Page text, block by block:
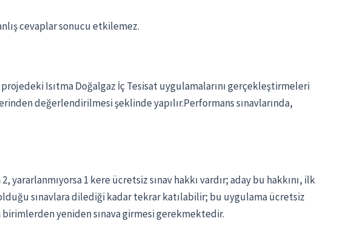
cevaplar sonucu etkilemez.
Isıtma Doğalgaz İç Tesisat uygulamalarını gerçekleştirmeleri
değerlendirilmesi şeklinde yapılır.Performans sınavlarında,
yararlanmıyorsa 1 kere ücretsiz sınav hakkı vardır; aday bu hakkını, ilk
sınavlara dilediği kadar tekrar katılabilir; bu uygulama ücretsiz
yeniden sınava girmesi gerekmektedir.